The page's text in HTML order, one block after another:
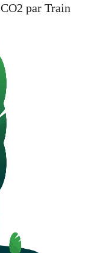
par Train